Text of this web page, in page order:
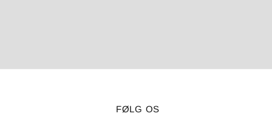
FØLG OS